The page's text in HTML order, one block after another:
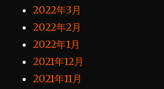
2022年3月
2022年2月
2022年1月
2021年12月
2021年11月